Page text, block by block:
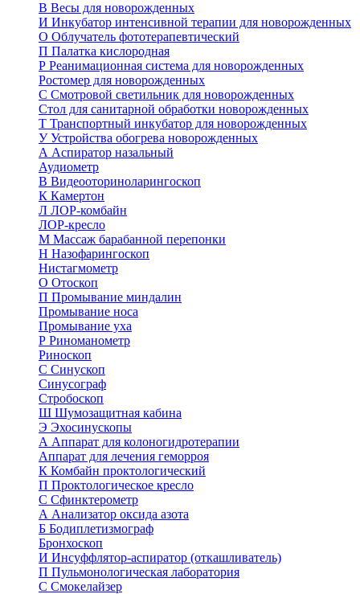
В Весы для новорожденных
И Инкубатор интенсивной терапии для новорожденных
О Облучатель фототерапевтический
П Палатка кислородная
Р Реанимационная система для новорожденных
Ростомер для новорожденных
С Смотровой светильник для новорожденных
Стол для санитарной обработки новорожденных
Т Транспортный инкубатор для новорожденных
УУстройства обогрева новорожденных
А Аспиратор назальный
Аудиометр
В Видеооториноларингоскоп
К Камертон
Л ЛОР-комбайн
ЛОР-кресло
М Массаж барабанной перепонки
Н Назофарингоскоп
Нистагмометр
О Отоскоп
П Промывание миндалин
Промывание носа
Промывание уха
Р Риноманометр
Риноскоп
С Синускоп
Синусограф
Стробоскоп
Ш Шумозащитная кабина
Э Эхосинускопы
А Аппарат для колоногидротерапии
Аппарат для лечения геморроя
К Комбайн проктологический
П Проктологическое кресло
С Сфинктерометр
А Анализатор оксида азота
Б Бодиплетизмограф
Бронхоскоп
И Инсуффлятор-аспиратор (откашливатель)
П Пульмонологическая лаборатория
С Смокелайзер